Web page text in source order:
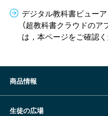
デジタル教科書ビューア
（超教科書クラウドの
は，本ページをご確認く
商品情報
生徒の広場